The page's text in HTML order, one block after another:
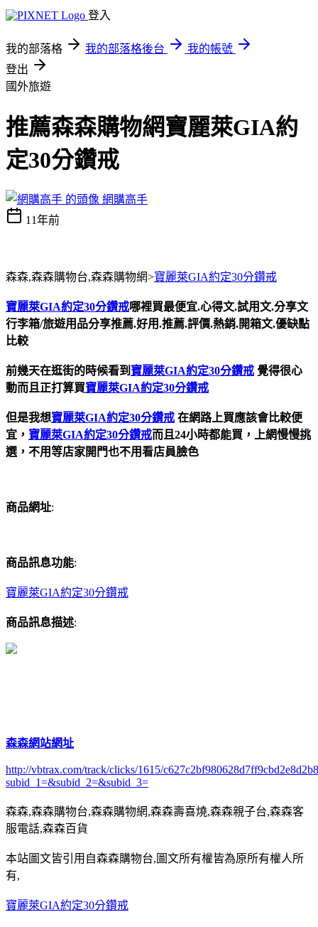
登入
我的部落格 我的部落格後台
我的帳號
登出
國外旅遊
推薦森森購物網寶麗萊GIA約
定30分鑽戒
網購高手
11年前
森森,森森購物台,森森購物網>寶麗萊GIA約定30分鑽戒
寶麗萊GIA約定30分鑽戒哪裡買最便宜.心得文.試用文.分享文
行李箱/旅遊用品分享推薦.好用.推薦.評價.熱銷.開箱文.優缺點
比較
前幾天在逛街的時候看到 寶麗萊GIA約定30分鑽戒 覺得很心
動而且正打算買寶麗萊GIA約定30分鑽戒
但是我想寶麗萊GIA約定30分鑽戒 在網路上買應該會比較便
宜， 寶麗萊GIA約定30分鑽戒而且24小時都能買，上網慢慢挑
選，不用等店家開門也不用看店員臉色
商品網址:
商品訊息功能:
寶麗萊GIA約定30分鑽戒
商品訊息描述:
森森網站網址
http://vbtrax.com/track/clicks/1615/
subid_1=&subid_2=&subid_3=
森森,森森購物台,森森購物網,森森壽喜燒,森森親子台,森森客
服電話,森森百貨
本站圖文皆引用自森森購物台,圖文所有權皆為原所有權人所
有,
寶麗萊GIA約定30分鑽戒